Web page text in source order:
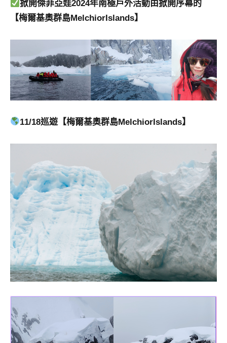
掀開傑菲亞娃2024年南極戶外活動由掀開序幕的
【梅爾基奧群島MelchiorIslands】
11/18巡遊【梅爾基奧群島MelchiorIslands】